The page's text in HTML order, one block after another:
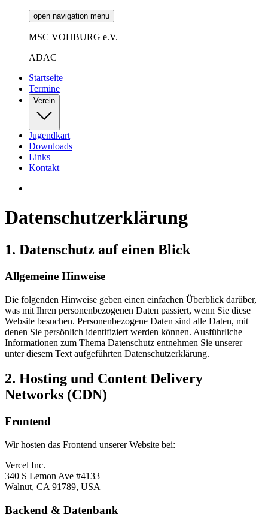
open navigation menu
MSC VOHBURG e.V.
ADAC
Startseite
Termine
Verein
Jugendkart
Downloads
Links
Kontakt
Datenschutzerklärung
1. Datenschutz auf einen Blick
Allgemeine Hinweise
Die folgenden Hinweise geben einen einfachen Überblick darüber,
was mit Ihren personenbezogenen Daten passiert, wenn Sie diese
Website besuchen. Personenbezogene Daten sind alle Daten, mit
denen Sie persönlich identifiziert werden können. Ausführliche
Informationen zum Thema Datenschutz entnehmen Sie unserer
unter diesem Text aufgeführten Datenschutzerklärung.
2. Hosting und Content Delivery
Networks (CDN)
Frontend
Wir hosten das Frontend unserer Website bei:
Vercel Inc.
340 S Lemon Ave #4133
Walnut, CA 91789, USA
Backend & Datenbank